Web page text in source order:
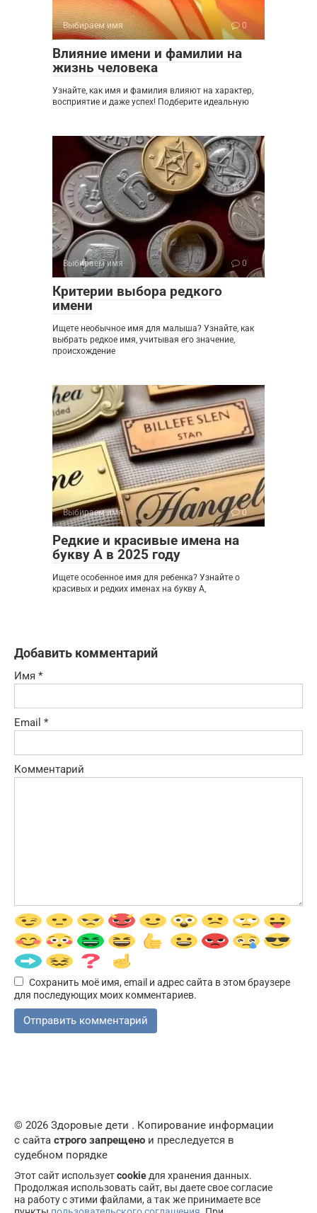
Выбираем имя 0
Влияние имени и фамилии на
жизнь человека
Узнайте, как имя и фамилия влияют на характер,
восприятие и даже успех! Подберите идеальную
Выбираем имя 0
Критерии выбора редкого
имени
Ищете необычное имя для малыша? Узнайте, как
выбрать редкое имя, учитывая его значение,
происхождение
Выбираем имя 0
Редкие и красивые имена на
букву А в 2025 году
Ищете особенное имя для ребенка? Узнайте о
красивых и редких именах на букву А,
Добавить комментарий
Имя *
Email *
Комментарий
Сохранить моё имя, email и адрес сайта в этом браузере
для последующих моих комментариев.
© 2026 Здоровые дети . Копирование информации
с сайта строго запрещено и преследуется в
судебном порядке
Этот сайт используетcookie для хранения данных.
Продолжая использовать сайт, вы даете свое согласие
на работу с этими файлами, а так же принимаете все